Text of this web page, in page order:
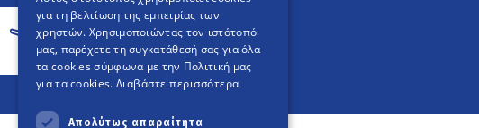
για τη βελτίωση της εμπειρίας των
χρηστών. Χρησιμοποιώντας τον ιστότοπό
μας, παρέχετε τη συγκατάθεσή σας για όλα
τα cookies σύμφωνα με την Πολιτική μας
για τα cookies. Διαβάστε περισσότερα
Απολύτως απαραίτητα